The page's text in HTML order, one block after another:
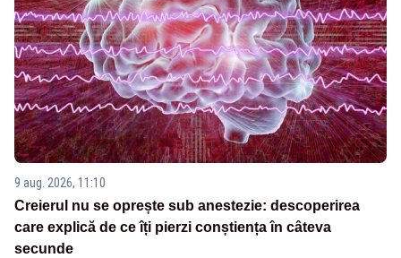
9 aug. 2026, 11:10
Creierul nu se oprește sub anestezie: descoperirea
care explică de ce îți pierzi conștiența în câteva
secunde